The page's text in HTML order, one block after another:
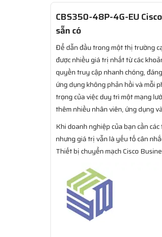
CBS350-48P-4G-EU
sẵn có
Để dẫn đầu trong một thị trường
được nhiều giá trị nhất từ các
quyền truy cập nhanh chóng,
ứng dụng không phản hồi và mỗi
trọng của việc duy trì một mạng
thêm nhiều nhân viên, ứng dụng
Khi doanh nghiệp của bạn cần
nhưng giá trị vẫn là yếu tố cân
Thiết bị chuyển mạch Cisco